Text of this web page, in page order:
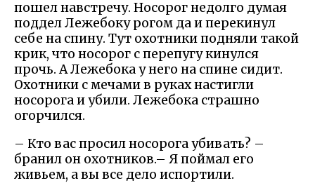
пошел навстречу. Носорог недолго думая
поддел Лежебоку рогом да и перекинул
себе на спину. Тут охотники подняли такой
крик, что носорог с перепугу кинулся
прочь. А Лежебока у него на спине сидит.
Охотники с мечами в руках настигли
носорога и убили. Лежебока страшно
огорчился.
– Кто вас просил носорога убивать? –
бранил он охотников.– Я поймал его
живьем, а вы все дело испортили.